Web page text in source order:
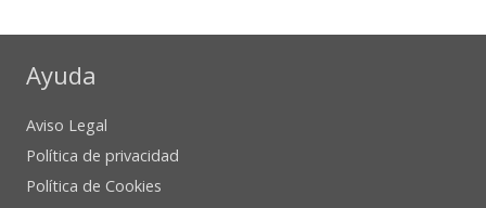
Ayuda
Aviso Legal
Política de privacidad
Política de Cookies